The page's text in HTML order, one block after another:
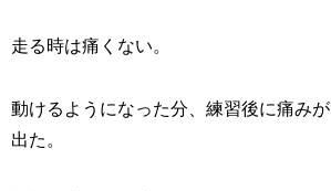
走る時は痛くない。
動けるようになった分、練習後に痛みが
出た。